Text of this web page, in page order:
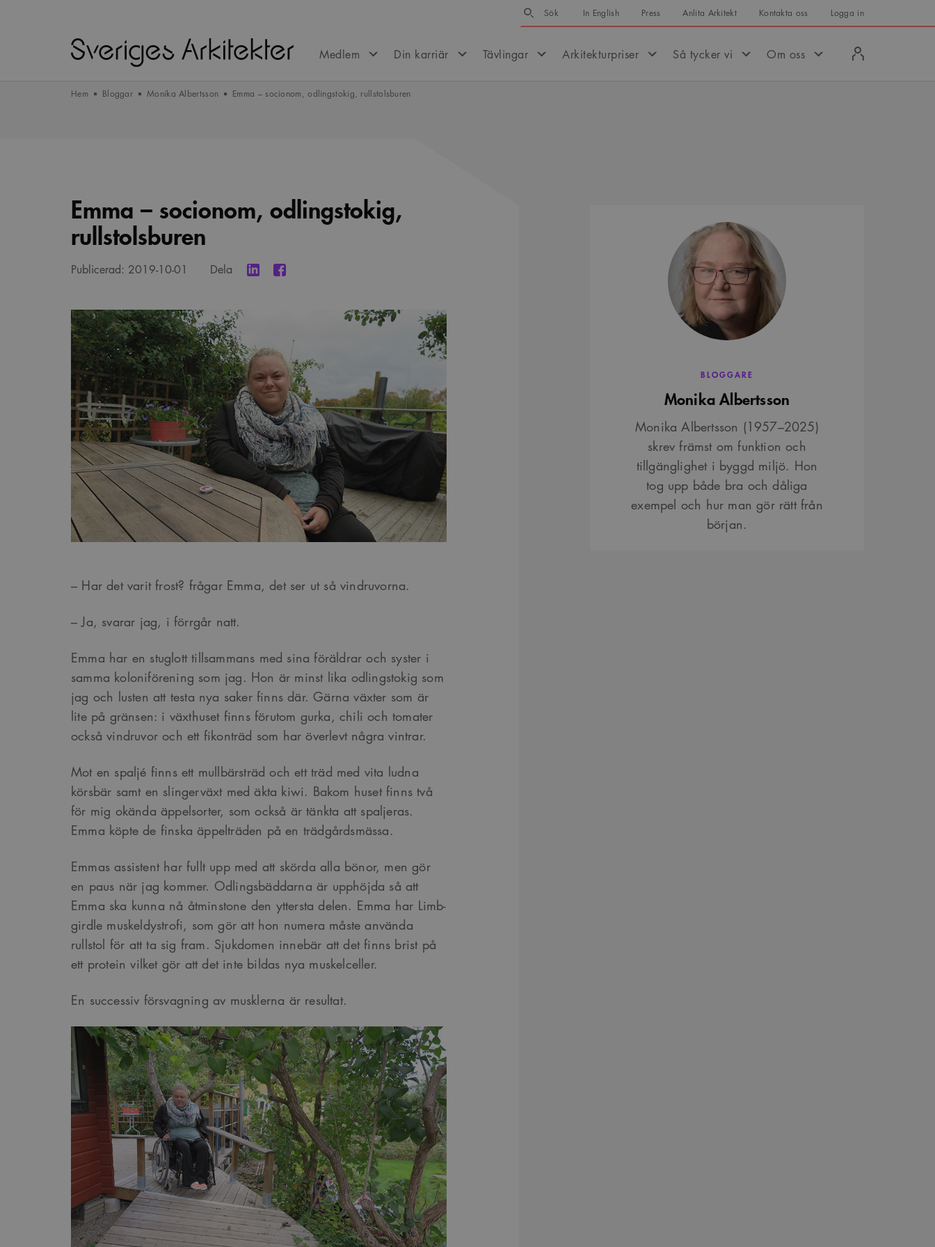
Sök
Sök In English Press Anlita Arkitekt Kontakta oss Logga in
Medlem Din karriär Tävlingar Arkitekturpriser Så tycker vi Om oss
in
Hem Bloggar Monika Albertsson Emma – socionom, odlingstokig, rullstolsburen
Emma – socionom, odlingstokig,
rullstolsburen
Publicerad: 2019-10-01 Dela
– Har det varit frost? frågar Emma, det ser ut så vindruvorna.
– Ja, svarar jag, i förrgår natt.
Emma har en stuglott tillsammans med sina föräldrar och syster i
samma koloniförening som jag. Hon är minst lika odlingstokig som
jag och lusten att testa nya saker finns där. Gärna växter som är
lite på gränsen: i växthuset finns förutom gurka, chili och tomater
också vindruvor och ett fikonträd som har överlevt några vintrar.
Mot en spaljé finns ett mullbärsträd och ett träd med vita ludna
körsbär samt en slingerväxt med äkta kiwi. Bakom huset finns två
för mig okända äppelsorter, som också är tänkta att spaljeras.
Emma köpte de finska äppelträden på en trädgårdsmässa.
Emmas assistent har fullt upp med att skörda alla bönor, men gör
en paus när jag kommer. Odlingsbäddarna är upphöjda så att
Emma ska kunna nå åtminstone den yttersta delen. Emma har Limb-
girdle muskeldystrofi, som gör att hon numera måste använda
rullstol för att ta sig fram. Sjukdomen innebär att det finns brist på
ett protein vilket gör att det inte bildas nya muskelceller.
En successiv försvagning av musklerna är resultat.
Albertsson
BLOGGARE
Monika Albertsson
Monika Albertsson (1957–2025)
skrev främst om funktion och
tillgänglighet i byggd miljö. Hon
tog upp både bra och dåliga
exempel och hur man gör rätt från
början.